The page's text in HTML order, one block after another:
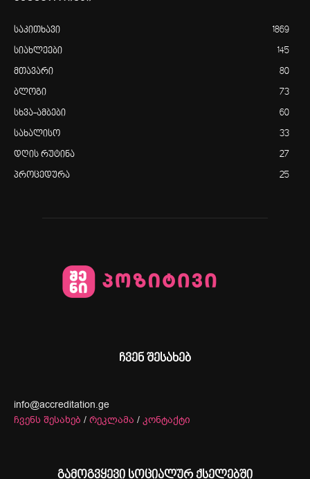
საკითხავი 1869
სიახლეები 145
მთავარი 80
ბლოგი 73
სხვა-ამბები 60
სახალისო 33
დღის რუტინა 27
პროცედურა 25
ჩვენ შესახებ
info@accreditation.ge
ჩვენს შესახებ / რეკლამა / კონტაქტი
გამოგვყევი სოციალურ ქსელებში